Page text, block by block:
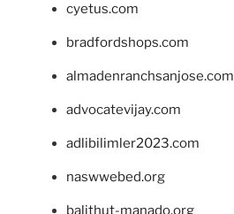
cyetus.com
bradfordshops.com
almadenranchsanjose.com
advocatevijay.com
adlibilimler2023.com
naswwebed.org
balithut-manado.org